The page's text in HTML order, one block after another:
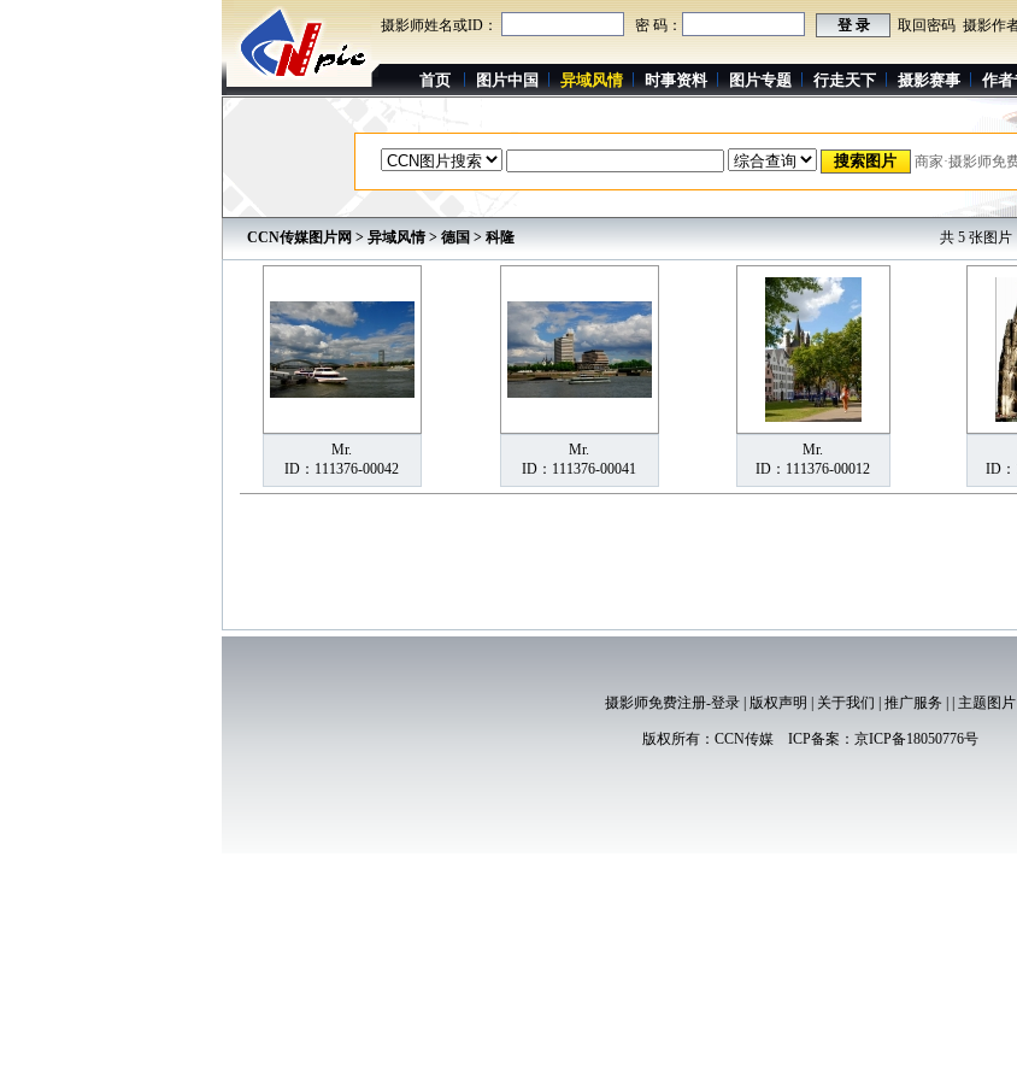
摄影师姓名或ID： 密 码： 取回密码 摄影作
首页 图片中国 异域风情 时事资料 图片专题 行走天下 摄影赛事 作者
商家·摄影师免
CCN传媒图片网 > 异域风情> 德国 > 科隆 共 5 张图片
Mr.
ID：111376-00042
Mr.
ID：111376-00041
Mr.
ID：111376-00012
ID：
摄影师免费注册-登录| 版权声明 关于我们 推广服务 主题图片
版权所有： CCN传媒ICP备案： 京ICP备18050776号